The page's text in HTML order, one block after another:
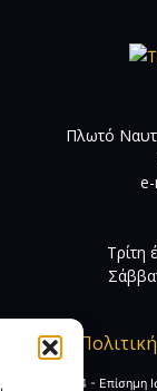
Πλωτό
Τρίτη
2024 - Επίσημη